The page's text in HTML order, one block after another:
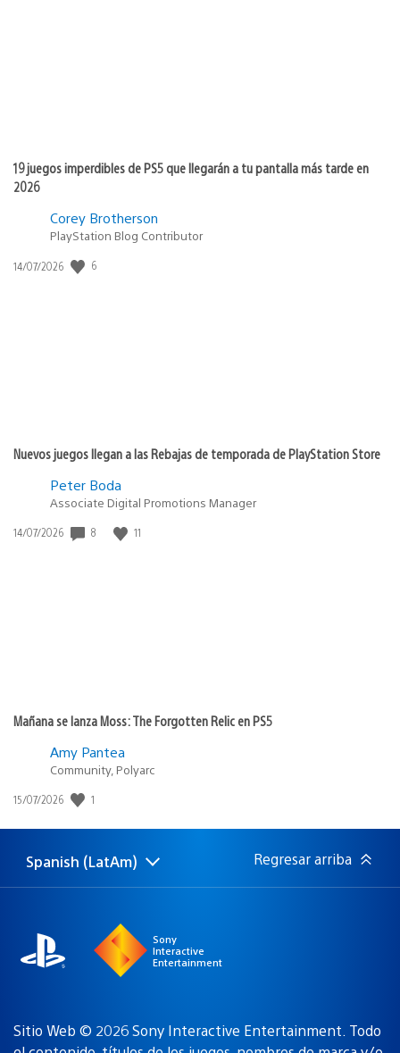
19 juegos imperdibles de PS5 que llegarán a tu pantalla más tarde en
2026
Corey Brotherson
PlayStation Blog Contributor
Fecha
14/07/2026 6
Nuevos juegos llegan a las Rebajas de temporada de PlayStation Store
Peter Boda
Associate Digital Promotions Manager
Fecha
14/07/2026 8 11
Mañana se lanza Moss: The Forgotten Relic en PS5
Amy Pantea
Community, Polyarc
Fecha
publicación:
15/07/2026 1
Elige
una
Región
actual:
Spanish (LatAm) Regresar arriba
Sony
Interactive
Entertainment
Sitio Web © 2026 Sony Interactive Entertainment. Todo